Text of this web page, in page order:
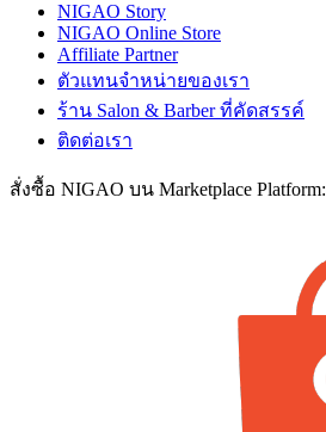
NIGAO Story
NIGAO Online Store
Affiliate Partner
ตัวแทนจำหน่ายของเรา
ร้าน Salon & Barber ที่คัดสรรค์
ติดต่อเรา
สั่งซื้อ NIGAO บน Marketplace Platform: